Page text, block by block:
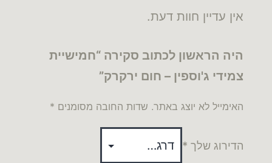
אין עדיין חוות דעת.
היה הראשון לכתוב סקירה “חמישיית
צמידי ג'וספין – חום ירקרק”
האימייל לא יוצג באתר. שדות החובה מסומנים *
הדירוג שלך *